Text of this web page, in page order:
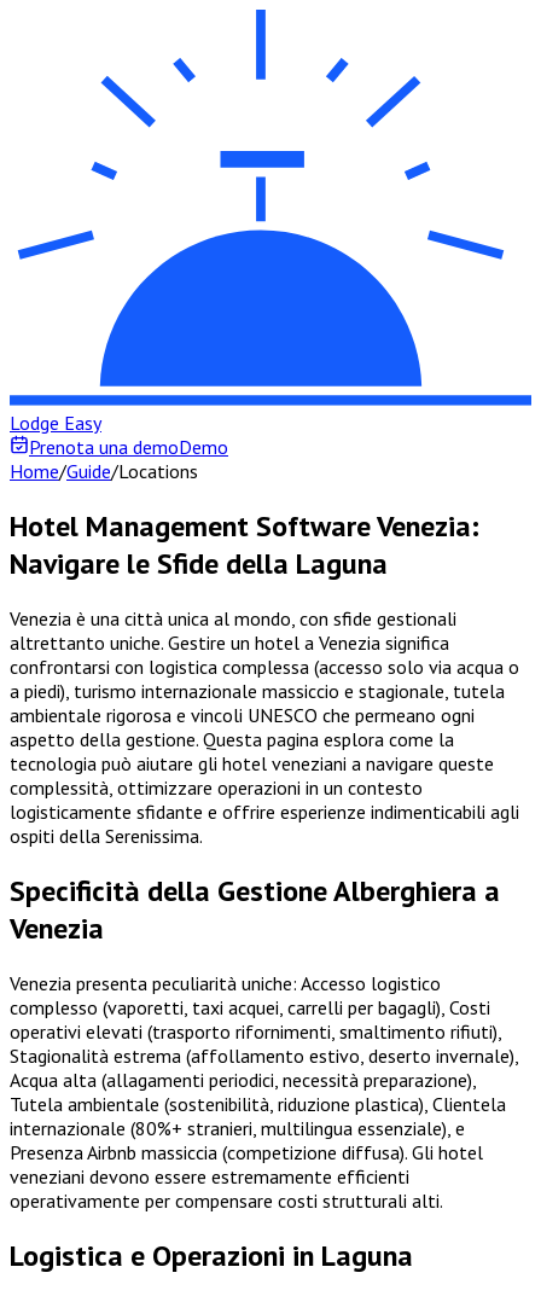
Lodge Easy
Prenota una demoDemo
Home/Guide/Locations
Hotel Management Software Venezia:
Navigare le Sfide della Laguna
Venezia è una città unica al mondo, con sfide gestionali
altrettanto uniche. Gestire un hotel a Venezia significa
confrontarsi con logistica complessa (accesso solo via acqua o
a piedi), turismo internazionale massiccio e stagionale, tutela
ambientale rigorosa e vincoli UNESCO che permeano ogni
aspetto della gestione. Questa pagina esplora come la
tecnologia può aiutare gli hotel veneziani a navigare queste
complessità, ottimizzare operazioni in un contesto
logisticamente sfidante e offrire esperienze indimenticabili agli
ospiti della Serenissima.
Specificità della Gestione Alberghiera a
Venezia
Venezia presenta peculiarità uniche: Accesso logistico
complesso (vaporetti, taxi acquei, carrelli per bagagli), Costi
operativi elevati (trasporto rifornimenti, smaltimento rifiuti),
Stagionalità estrema (affollamento estivo, deserto invernale),
Acqua alta (allagamenti periodici, necessità preparazione),
Tutela ambientale (sostenibilità, riduzione plastica), Clientela
internazionale (80%+ stranieri, multilingua essenziale), e
Presenza Airbnb massiccia (competizione diffusa). Gli hotel
veneziani devono essere estremamente efficienti
operativamente per compensare costi strutturali alti.
Logistica e Operazioni in Laguna